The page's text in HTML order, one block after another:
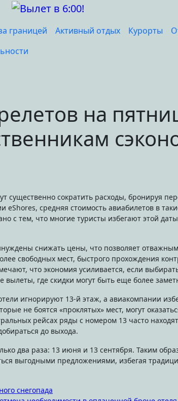
границей Активный отдых Курорты
на
средняя стоимость авиабилетов в
с тем, что многие туристы избегают этой
снижать цены, что позволяет отважным
свободных мест, быстрого прохождения
что экономия усиливается, если
где скидки могут быть еще более
игнорируют 13-й этаж, а авиакомпании
не боятся «проклятых» мест, могут
рейсах ряды с номером 13 часто
до выхода.
два раза: 13 июня и 13 сентября. Таким
выгодными предложениями, избегая
снегопада